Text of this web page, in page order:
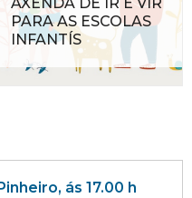
PARA AS ESCOLAS
INFANTÍS
ás 17.00 h